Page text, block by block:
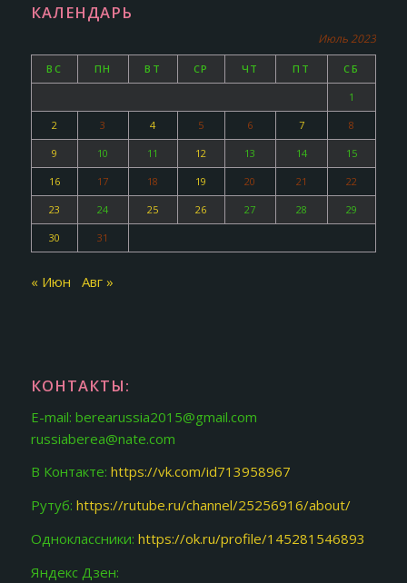
КАЛЕНДАРЬ
Июль 2023
ВС ПН ВТ СР ЧТ ПТ СБ
1
2 3 4 5 6 7 8
9 10 11 12 13 14 15
16 17 18 19 20 21 22
23 24 25 26 27 28 29
30 31
« Июн Авг »
КОНТАКТЫ:
E-mail: berearussia2015@gmail.com
russiaberea@nate.com
В Контакте: https://vk.com/id713958967
Рутуб: https://rutube.ru/channel/25256916/about/
Одноклассники: https://ok.ru/profile/145281546893
Яндекс Дзен: